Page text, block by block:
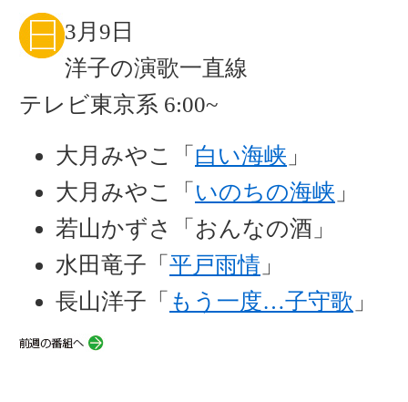
3月9日
洋子の演歌一直線
テレビ東京系 6:00~
大月みやこ「 白い海峡 」
大月みやこ「 いのちの海峡 」
若山かずさ「おんなの酒」
水田竜子「 平戸雨情 」
長山洋子「 もう一度…子守歌 」